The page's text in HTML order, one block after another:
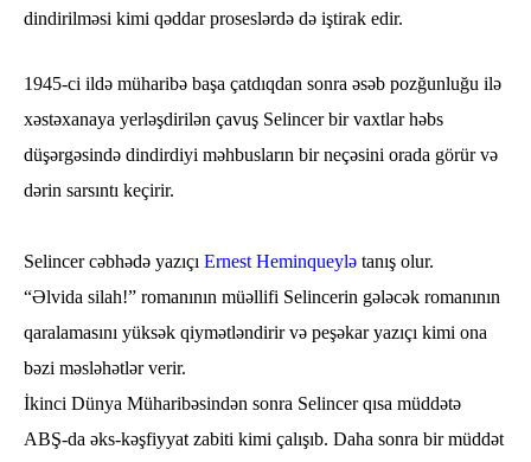
dindirilməsi kimi qəddar proseslərdə də iştirak edir.
1945-ci ildə müharibə başa çatdıqdan sonra əsəb pozğunluğu ilə
xəstəxanaya yerləşdirilən çavuş Selincer bir vaxtlar həbs
düşərgəsində dindirdiyi məhbusların bir neçəsini orada görür və
dərin sarsıntı keçirir.
Selincer cəbhədə yazıçı Ernest Heminqueylə tanış olur.
“Əlvida silah!” romanının müəllifi Selincerin gələcək romanının
qaralamasını yüksək qiymətləndirir və peşəkar yazıçı kimi ona
bəzi məsləhətlər verir.
İkinci Dünya Müharibəsindən sonra Selincer qısa müddətə
ABŞ-da əks-kəşfiyyat zabiti kimi çalışıb. Daha sonra bir müddət